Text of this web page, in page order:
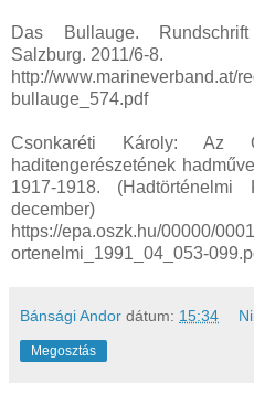
Das Bullauge.
Salzburg. 2011/6-8.
http://www.marineverband.at/
bullauge_574.pdf
Csonkaréti Károly: Az
haditengerészetének
1917-1918. (Hadtörténelmi
december)
https://epa.oszk.hu/00000/
ortenelmi_1991_04_053-
Bánsági Andor dátum: 15:34
Megosztás